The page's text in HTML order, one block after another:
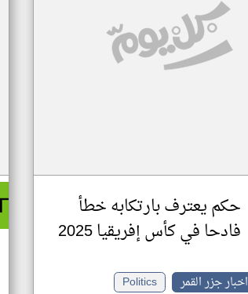
حكم يعترف بارتكابه خطأ
فادحا في كأس إفريقيا 2025
اخبار جزر القمر
Politics